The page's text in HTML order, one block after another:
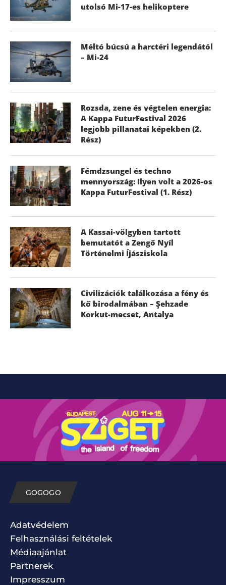
utolsó Mi-17-es helikoptere
Méltó búcsú a harctéri legendától
– Mi-24
Rozsda, zene és végtelen energia:
A Kappa FuturFestival 2026
legjobb pillanatai képekben (2.
Rész)
Fémdzsungel és techno
mennyország: Ilyen volt a 2026-os
Kappa FuturFestival (1. Rész)
A Kassai-völgyben tartott
bemutatót a Zengő Nyíl
Történelmi Íjásziskola
Civilizációk találkozása a fény és
kő birodalmában – Şehzade
Korkut-mecset, Antalya
GOGOGO
Adatvédelem
Felhasználási feltételek
Médiaajánlat
Partnerek
Impresszum